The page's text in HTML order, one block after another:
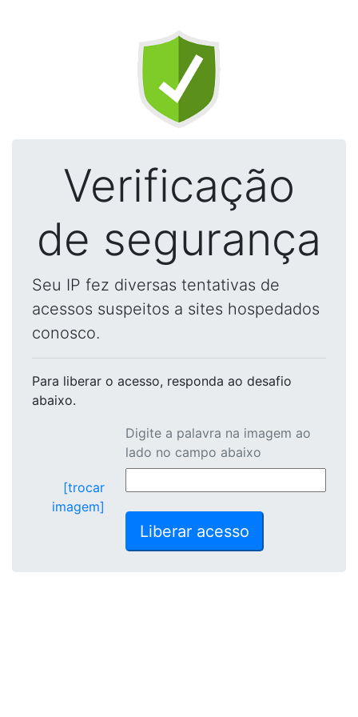
Verificação
de segurança
Seu IP fez diversas tentativas de
acessos suspeitos a sites hospedados
conosco.
Para liberar o acesso, responda ao desafio
abaixo.
[trocar
imagem]
Digite a palavra na imagem ao
lado no campo abaixo